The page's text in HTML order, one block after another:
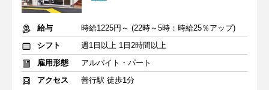
給与
時給1225円～ (22時～5時：時給25％アップ)
シフト
週1日以上 1日2時間以上
雇用形態
アルバイト・パート
アクセス
善行駅 徒歩1分